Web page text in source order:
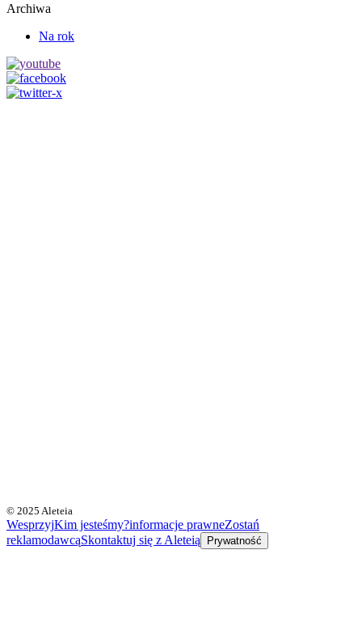
Archiwa
Na rok
© 2025 Aleteia
WesprzyjKim jesteśmy?informacje prawneZostań
reklamodawcąSkontaktuj się z Aleteią Prywatność